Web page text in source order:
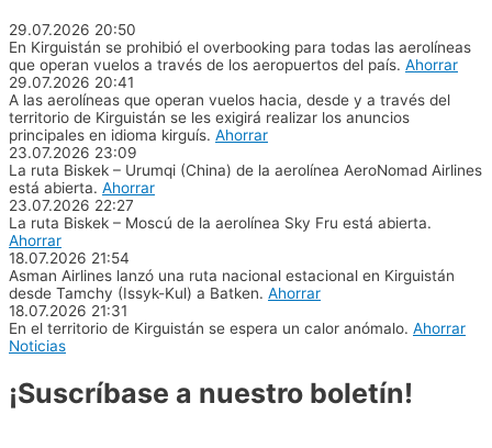
29.07.2026 20:50
En Kirguistán se prohibió el overbooking para todas las aerolíneas
que operan vuelos a través de los aeropuertos del país. Ahorrar
29.07.2026 20:41
A las aerolíneas que operan vuelos hacia, desde y a través del
territorio de Kirguistán se les exigirá realizar los anuncios
principales en idioma kirguís. Ahorrar
23.07.2026 23:09
La ruta Biskek – Urumqi (China) de la aerolínea AeroNomad Airlines
está abierta. Ahorrar
23.07.2026 22:27
La ruta Biskek – Moscú de la aerolínea Sky Fru está abierta.
Ahorrar
18.07.2026 21:54
Asman Airlines lanzó una ruta nacional estacional en Kirguistán
desde Tamchy (Issyk-Kul) a Batken. Ahorrar
18.07.2026 21:31
En el territorio de Kirguistán se espera un calor anómalo. Ahorrar
Noticias
¡Suscríbase a nuestro boletín!